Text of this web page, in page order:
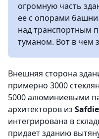
огромную часть
ее с опорами
над транспортным
туманом. Вот в чем
Внешняя сторона
примерно 3000
5000 алюминиевыми
архитекторов из
интегрирована в
придает зданию